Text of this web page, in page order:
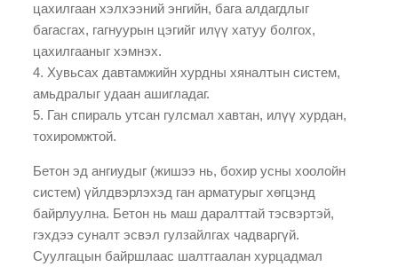
цахилгаан хэлхээний энгийн, бага алдагдлыг
багасгах, гагнуурын цэгийг илүү хатуу болгох,
цахилгааныг хэмнэх.
4. Хувьсах давтамжийн хурдны хяналтын систем,
амьдралыг удаан ашигладаг.
5. Ган спираль утсан гулсмал хавтан, илүү хурдан,
тохиромжтой.
Бетон эд ангиудыг (жишээ нь, бохир усны хоолойн
систем) үйлдвэрлэхэд ган арматурыг хөгцэнд
байрлуулна. Бетон нь маш даралттай тэсвэртэй,
гэхдээ суналт эсвэл гулзайлгах чадваргүй.
Суулгацын байршлаас шалтгаалан хурцадмал